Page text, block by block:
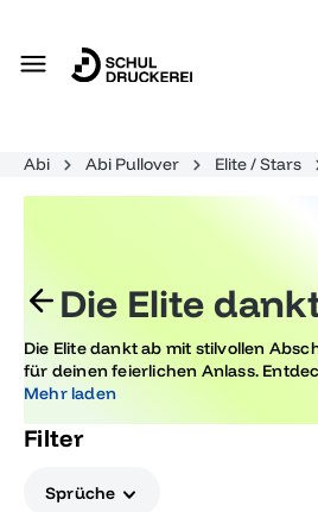
Abi Abi Pullover Elite / Stars
Die Elite
Die Elite dankt ab mit stilvollen
für deinen feierlichen Anlass.
die Erinnerungen schaffen und
hinterlasse einen bleibenden
Mehr laden
Filter
Sprüche